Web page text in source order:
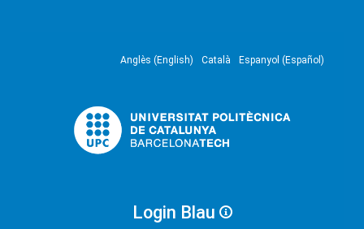
Anglès (English) Català Espanyol (Español)
Login Blau